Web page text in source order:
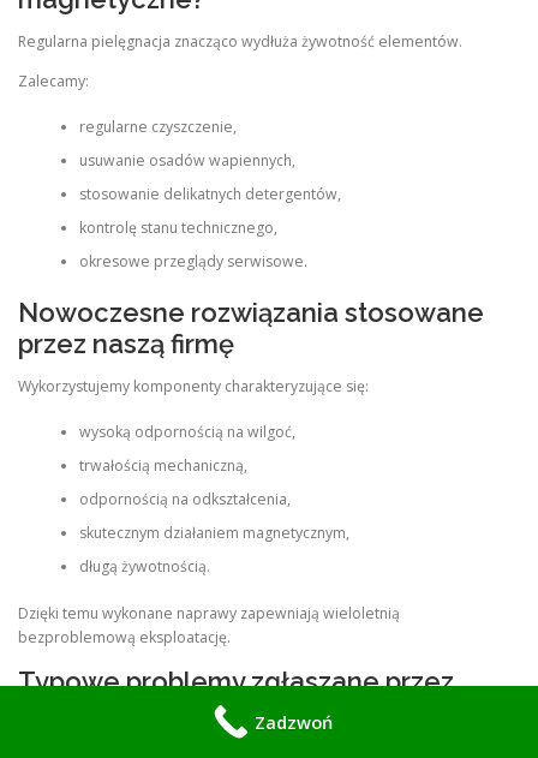
Regularna pielęgnacja znacząco wydłuża żywotność elementów.
Zalecamy:
regularne czyszczenie,
usuwanie osadów wapiennych,
stosowanie delikatnych detergentów,
kontrolę stanu technicznego,
okresowe przeglądy serwisowe.
Nowoczesne rozwiązania stosowane
przez naszą firmę
Wykorzystujemy komponenty charakteryzujące się:
wysoką odpornością na wilgoć,
trwałością mechaniczną,
odpornością na odkształcenia,
skutecznym działaniem magnetycznym,
długą żywotnością.
Dzięki temu wykonane naprawy zapewniają wieloletnią
bezproblemową eksploatację.
Typowe problemy zgłaszane przez
klientów z CiepielowaZadzwoń